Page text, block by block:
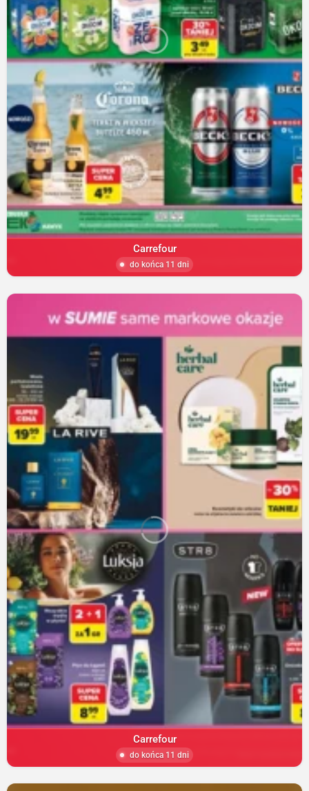
Carrefour
do końca 11 dni
Carrefour
do końca 11 dni